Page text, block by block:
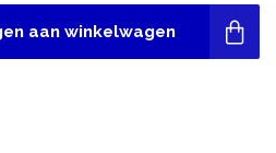
aan winkelwagen